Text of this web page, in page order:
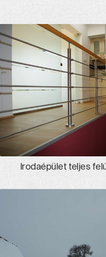
Irodaépület teljes